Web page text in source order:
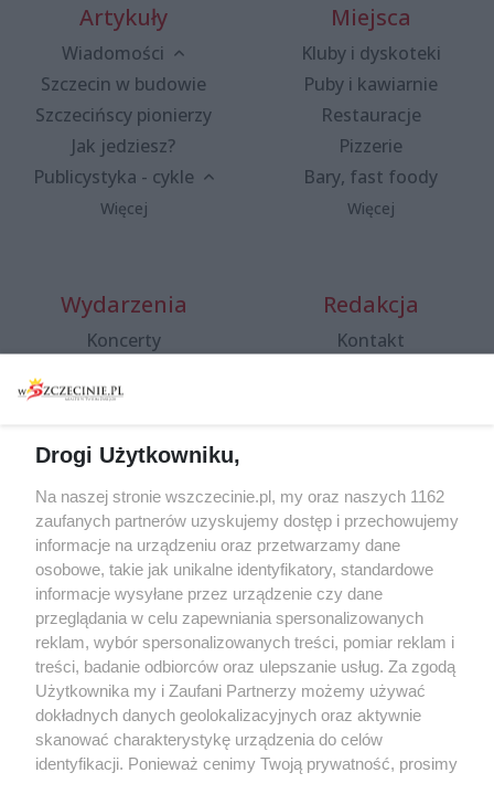
Artykuły
Wiadomości
Szczecin w budowie
Szczecińscy pionierzy
Jak jedziesz?
Publicystyka - cykle
Więcej
Miejsca
Kluby i dyskoteki
Puby i kawiarnie
Restauracje
Pizzerie
Bary, fast foody
Więcej
Wydarzenia
Koncerty
Spacery i oprowadzania
targi
Wernisaże
Więcej
Redakcja
Kontakt
Specjalny koncert z okazji
20. urodzin portalu
wSzczecinie.pl
Regulamin konkursów
śniadaniówka "Hej
Szczecin! Jest piątek!"
Partnerzy
Praca Szczecin
Drogi Użytkowniku,
Na naszej stronie wszczecinie.pl, my oraz naszych 1162
zaufanych partnerów uzyskujemy dostęp i przechowujemy
informacje na urządzeniu oraz przetwarzamy dane
osobowe, takie jak unikalne identyfikatory, standardowe
informacje wysyłane przez urządzenie czy dane
przeglądania w celu zapewniania spersonalizowanych
reklam, wybór spersonalizowanych treści, pomiar reklam i
treści, badanie odbiorców oraz ulepszanie usług. Za zgodą
Użytkownika my i Zaufani Partnerzy możemy używać
dokładnych danych geolokalizacyjnych oraz aktywnie
skanować charakterystykę urządzenia do celów
identyfikacji. Ponieważ cenimy Twoją prywatność, prosimy